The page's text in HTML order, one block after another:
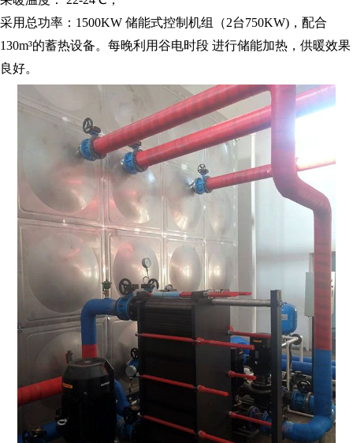
采用总功率： 1500KW 储能式控制机组（2台750KW)，配合
130m³的蓄热设备。每晚利用谷电时段 进行储能加热，供暖效果
良好。